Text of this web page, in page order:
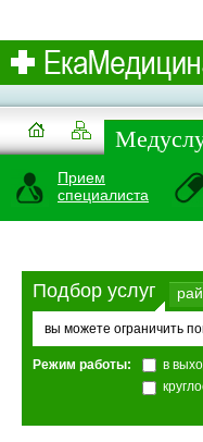
Прием
специалиста
Подбор услуг
вы можете ограничить
Режим работы:
в